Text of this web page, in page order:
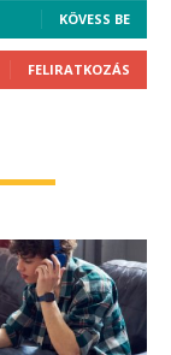
KÖVESS BE
FELIRATKOZÁS